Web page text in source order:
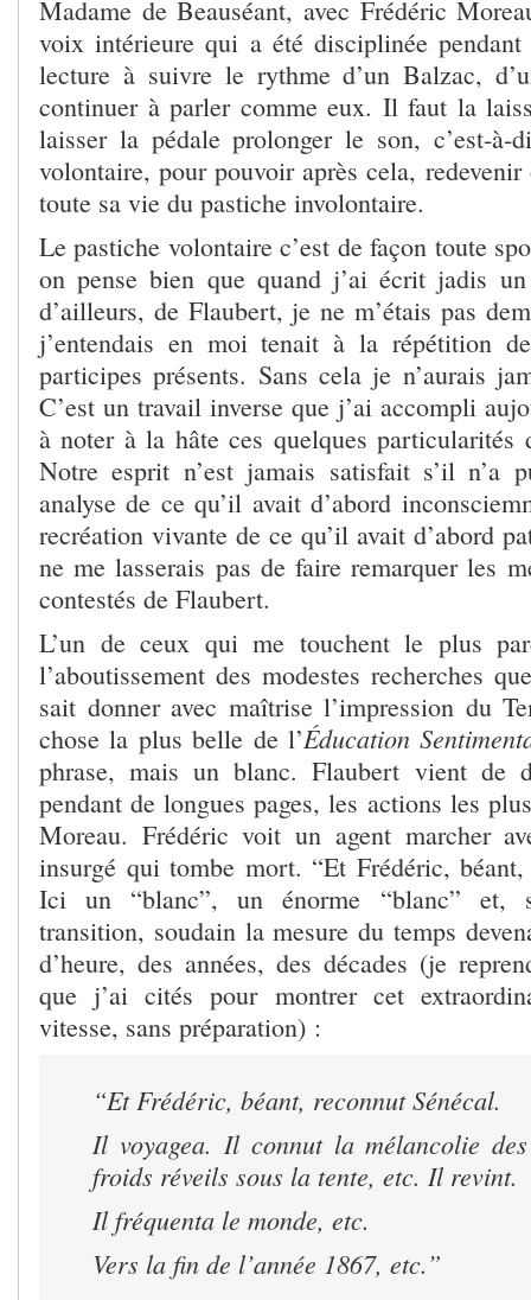
Madame de Beauséant, avec Frédéric
voix intérieure qui a été disciplinée
lecture à suivre le rythme d’un Balzac,
continuer à parler comme eux. Il faut la
laisser la pédale prolonger le son, c’est-à-
volontaire, pour pouvoir après cela,
toute sa vie du pastiche involontaire.
Le pastiche volontaire c’est de façon toute
on pense bien que quand j’ai écrit jadis un
d’ailleurs, de Flaubert, jene m’étais pas
j’entendais en moi tenait à la répétition
participes présents. Sans cela je n’aurais
C’est un travail inverse que j’ai accompli
à noter à la hâte ces quelques particularités
Notre esprit n’est jamais satisfait s’il n’a
analyse de ce qu’il avait d’abord
recréation vivante de ce qu’il avait d’abord
ne me lasserais pas de faire remarquer les
contestés de Flaubert.
L’un de ceux qui me touchent le plus
l’aboutissement des modestes recherches
sait donner avec maîtrise l’impression du
chose la plus belle de l’Éducation
phrase, mais un blanc. Flaubert vient de
pendant de longues pages, les actions les
Moreau. Frédéric voit un agent marcher
insurgé qui tombe mort. “Et Frédéric,
Ici un “blanc”, un énorme “blanc” et,
transition, soudain la mesure du temps
d’heure, des années, des décades (je
que j’ai cités pour montrer cet
vitesse, sans préparation) :
“Et Frédéric, béant, reconnut Sénécal.
Il voyagea. Il connut la mélancolie
froids réveils sous la tente, etc. Il revint.
Il fréquenta le monde, etc.
Vers la fin de l’année 1867, etc.”